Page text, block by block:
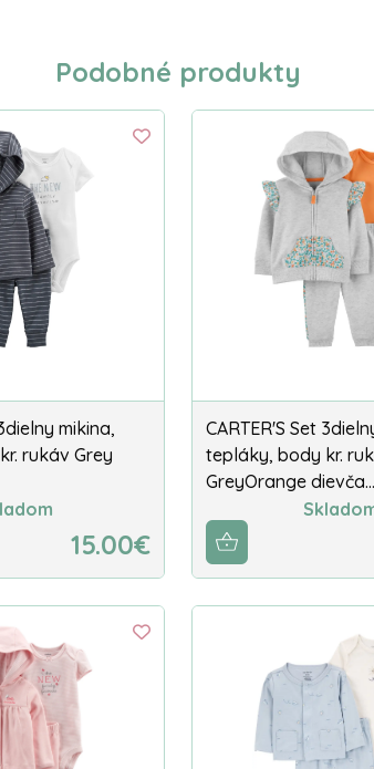
Podobné produkty
mikina,
rukáv Grey
15.00€
CARTER'S Set
tepláky, body kr.
GreyOrange dievča…